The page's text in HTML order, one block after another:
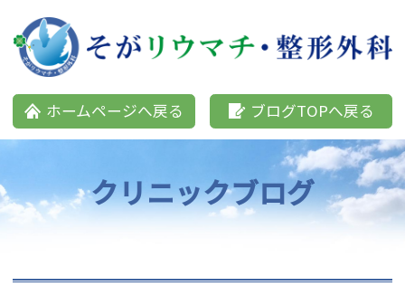
そがリウマチ・整形外科
ホームページへ戻る ブログTOPへ戻る
クリニックブログ